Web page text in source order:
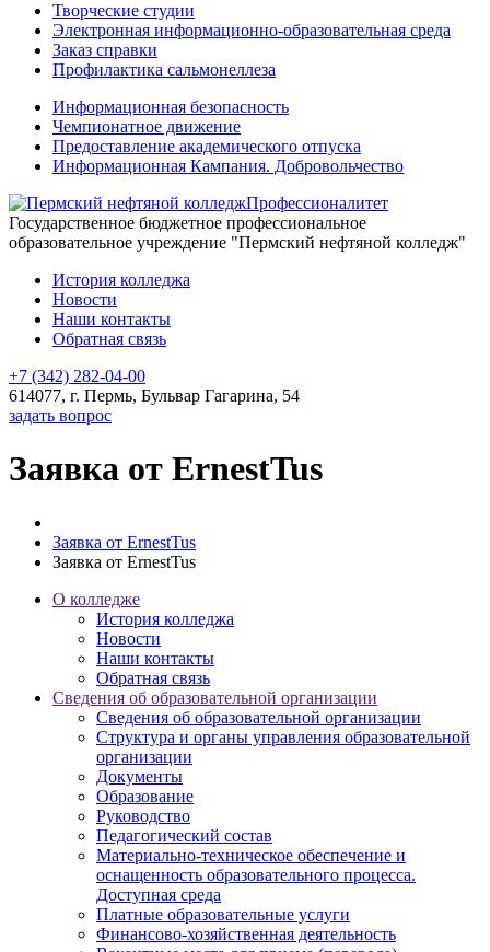
Творческие студии
Электронная информационно-образовательная среда
Заказ справки
Профилактика сальмонеллеза
Информационная безопасность
Чемпионатное движение
Предоставление академического отпуска
Информационная Кампания. Добровольчество
Профессионалитет
Государственное бюджетное профессиональное
образовательное учреждение "Пермский нефтяной колледж"
История колледжа
Новости
Наши контакты
Обратная связь
+7 (342) 282-04-00
614077, г. Пермь, Бульвар Гагарина, 54
задать вопрос
Заявка от ErnestTus
Заявка от ErnestTus
Заявка от ErnestTus
О колледже
История колледжа
Новости
Наши контакты
Обратная связь
Сведения об образовательной организации
Сведения об образовательной организации
Структура и органы управления образовательной
организации
Документы
Образование
Руководство
Педагогический состав
Материально-техническое обеспечение и
оснащенность образовательного процесса.
Доступная среда
Платные образовательные услуги
Финансово-хозяйственная деятельность